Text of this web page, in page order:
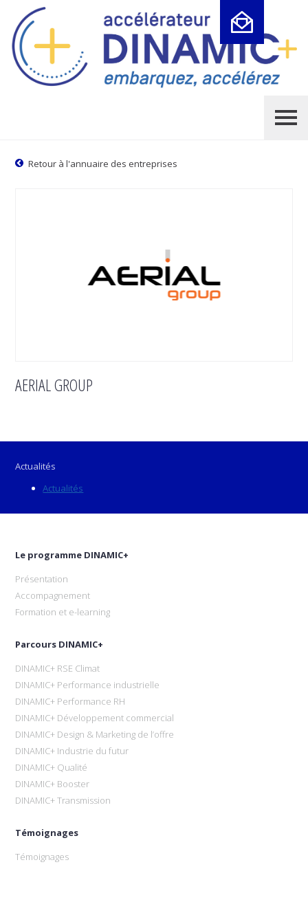
Retour à l'annuaire des entreprises
AERIAL GROUP
Actualités
Actualités
Le programme DINAMIC+
Présentation
Accompagnement
Formation et e-learning
Parcours DINAMIC+
DINAMIC+ RSE Climat
DINAMIC+ Performance industrielle
DINAMIC+ Performance RH
DINAMIC+ Développement commercial
DINAMIC+ Design & Marketing de l’offre
DINAMIC+ Industrie du futur
DINAMIC+ Qualité
DINAMIC+ Booster
DINAMIC+ Transmission
Témoignages
Témoignages
Cookies management panel